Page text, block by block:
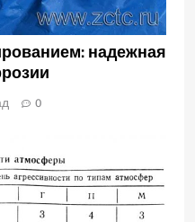
надежная
0